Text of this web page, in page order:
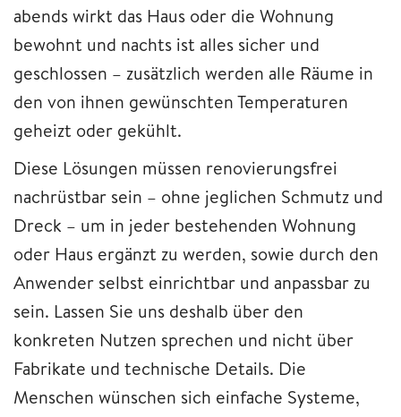
abends wirkt das Haus oder die Wohnung
bewohnt und nachts ist alles sicher und
geschlossen – zusätzlich werden alle Räume in
den von ihnen gewünschten Temperaturen
geheizt oder gekühlt.
Diese Lösungen müssen renovierungsfrei
nachrüstbar sein – ohne jeglichen Schmutz und
Dreck – um in jeder bestehenden Wohnung
oder Haus ergänzt zu werden, sowie durch den
Anwender selbst einrichtbar und anpassbar zu
sein. Lassen Sie uns deshalb über den
konkreten Nutzen sprechen und nicht über
Fabrikate und technische Details. Die
Menschen wünschen sich einfache Systeme,